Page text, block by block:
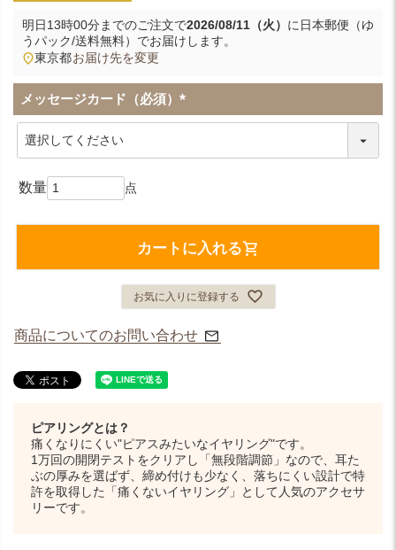
明日13時00分までのご注文で2026/08/11（火） に 日本郵便（ゆ
うパック/送料無料） でお届けします。
東京都お届け先を変更
メッセージカード（必須）
(
カートに入れる
お気に入りに登録する
商品についてのお問い合わせ
ピアリングとは？
痛くなりにくい"ピアスみたいなイヤリング"です。
1万回の開閉テストをクリアし「無段階調節」なので、耳た
ぶの厚みを選ばず、締め付けも少なく、落ちにくい設計で特
許を取得した「痛くないイヤリング」として人気のアクセサ
リーです。